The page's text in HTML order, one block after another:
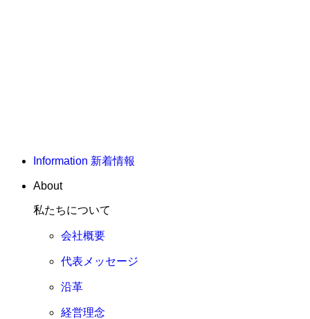
Information 新着情報
About
私たちについて
会社概要
代表メッセージ
沿革
経営理念